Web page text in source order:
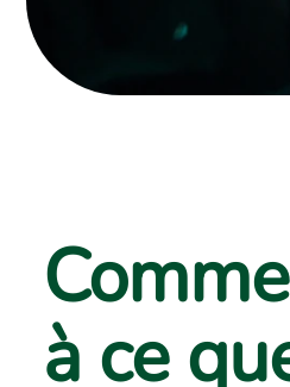
à ce